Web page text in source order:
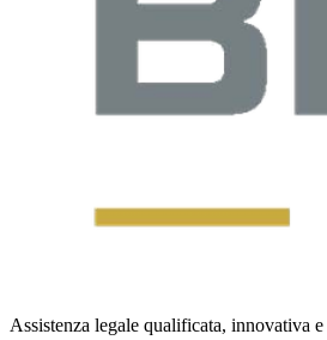
Assistenza legale qualificata, innovativa